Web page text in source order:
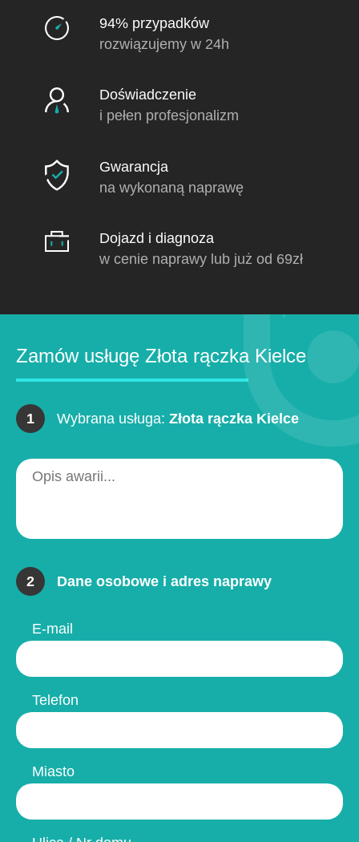
94% przypadków
rozwiązujemy w 24h
Doświadczenie
i pełen profesjonalizm
Gwarancja
na wykonaną naprawę
Dojazd i diagnoza
w cenie naprawy lub już od 69zł
Zamów usługę Złota rączka Kielce
1 Wybrana usługa: Złota rączka Kielce
2 Dane osobowe i adres naprawy
E-mail
Telefon
Miasto